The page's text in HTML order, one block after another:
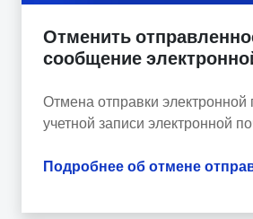
Отменить
сообщение
Отмена отправки
учетной записи электронной
Подробнее об отмене